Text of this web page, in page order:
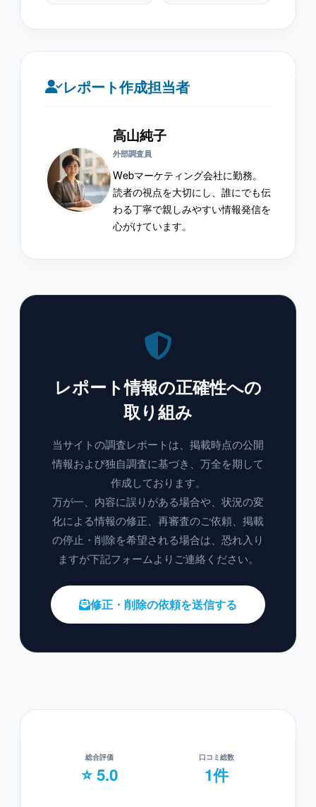
レポート作成担当者
高山純子
外部調査員
Webマーケティング会社に勤務。
読者の視点を大切にし、誰にでも伝
わる丁寧で親しみやすい情報発信を
心がけています。
レポート情報の正確性への
取り組み
当サイトの調査レポートは、掲載時点の公開
情報および独自調査に基づき、万全を期して
作成しております。
万が一、内容に誤りがある場合や、状況の変
化による情報の修正、再審査のご依頼、掲載
の停止・削除を希望される場合は、恐れ入り
ますが下記フォームよりご連絡ください。
修正・削除の依頼を送信する
総合評価
⭐ 5.0
口コミ総数
1件